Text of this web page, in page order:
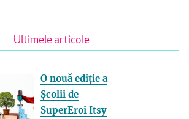
Ultimele articole
O nouă ediție a
Școlii de
SuperEroi Itsy